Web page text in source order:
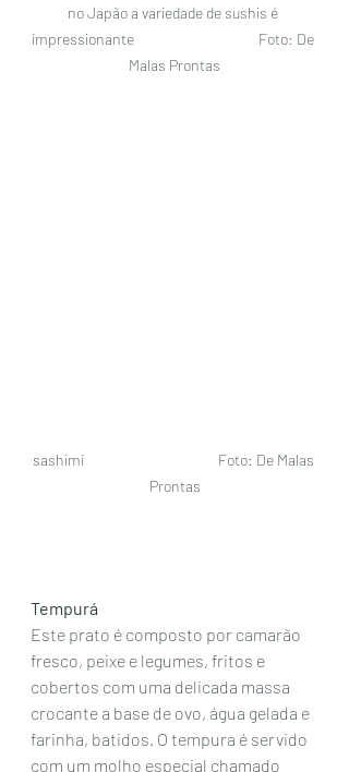
no Japão a variedade de sushis é
impressionante                                      Foto: De
Malas Prontas
sashimi                                         Foto: De Malas
Prontas
Tempurá
Este prato é composto por camarão
fresco, peixe e legumes, fritos e
cobertos com uma delicada massa
crocante a base de ovo, água gelada e
farinha, batidos. O tempura é servido
com um molho especial chamado